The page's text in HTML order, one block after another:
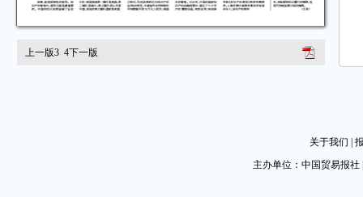
上一版3 4下一版
关于我们
主办单位：中国贸易报